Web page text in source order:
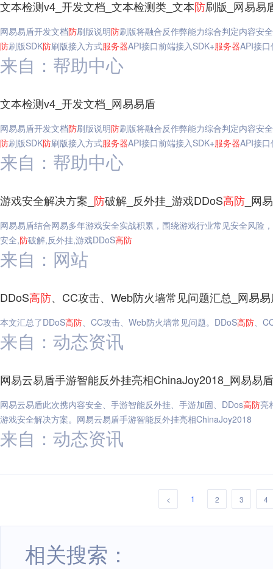
文本检测v4_开发文档_文本检测类_文本防刷版_网易易
网易易盾开发文档防刷版说明防刷版将融合反作弊能力综合判定内容安
防刷版SDK防刷版接入方式服务器API接口前端接入SDK+服务器API接
来自：帮助中心
文本检测v4_开发文档_网易易盾
网易易盾开发文档防刷版说明防刷版将融合反作弊能力综合判定内容安
防刷版SDK防刷版接入方式服务器API接口前端接入SDK+服务器API接
来自：帮助中心
游戏安全解决方案_ 防破解_反外挂_游戏DDoS高防 _网
网易易盾结合网易多年游戏安全实战积累，围绕游戏行业常见安全风
安全,防破解,反外挂,游戏DDoS高防
来自：网站
DDoS高防、CC攻击、Web防火墙常见问题汇总_网易
本文汇总了DDoS高防、CC攻击、Web防火墙常见问题。DDoS高防、
来自：动态资讯
网易云易盾手游智能反外挂亮相ChinaJoy2018_网易易盾
网易云易盾此次携内容安全、手游智能反外挂、手游加固、DDos高防亮
游戏安全解决方案。网易云易盾手游智能反外挂亮相ChinaJoy2018
来自：动态资讯
< 1 2 3 4
相关搜索：